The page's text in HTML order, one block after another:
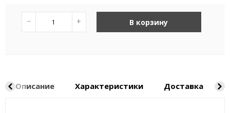
− + В корзину
Описание Характеристики Доставка